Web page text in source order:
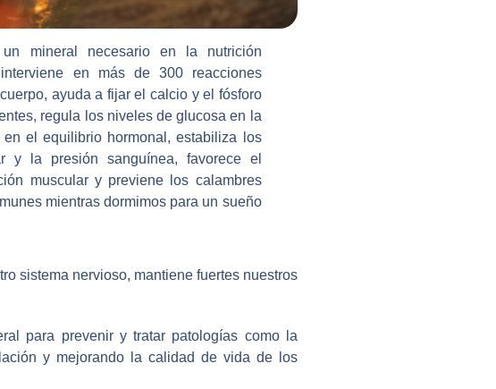
mineral necesario en la nutrición
en más de 300 reacciones
ayuda a fijar el calcio y el fósforo
regula los niveles de glucosa en la
en el equilibrio hormonal, estabiliza los
y la presión sanguínea, favorece el
muscular y previene los calambres
mientras dormimos para un sueño
sistema nervioso, mantiene fuertes nuestros
para prevenir y tratar patologías como la
y mejorando la calidad de vida de los